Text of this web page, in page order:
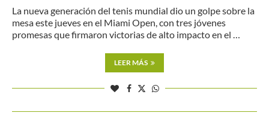
La nueva generación del tenis mundial dio un golpe sobre la
mesa este jueves en el Miami Open, con tres jóvenes
promesas que firmaron victorias de alto impacto en el …
LEER MÁS